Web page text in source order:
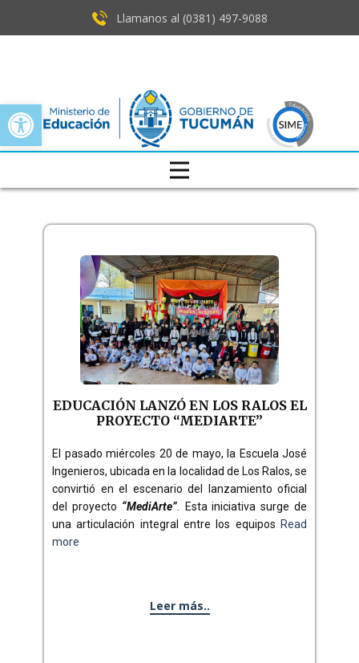
Open toolbar
Llamanos al (0381) ​497-9088
EDUCACIÓN LANZÓ EN LOS RALOS EL
PROYECTO “MEDIARTE”
El pasado miércoles 20 de mayo, la Escuela José
Ingenieros, ubicada en la localidad de Los Ralos, se
convirtió en el escenario del lanzamiento oficial
del proyecto “MediArte”.
Esta iniciativa surge de
una articulación integral entre los equipos Read
more
Leer más..